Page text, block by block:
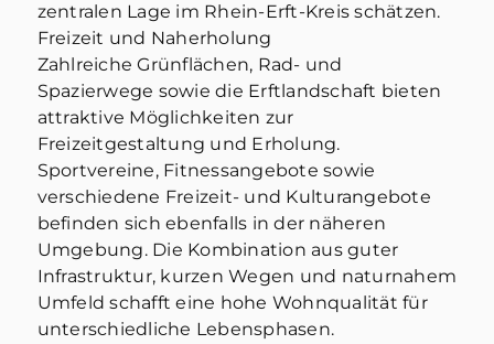
zentralen Lage im Rhein-Erft-Kreis schätzen.
Freizeit und Naherholung
Zahlreiche Grünflächen, Rad- und
Spazierwege sowie die Erftlandschaft bieten
attraktive Möglichkeiten zur
Freizeitgestaltung und Erholung.
Sportvereine, Fitnessangebote sowie
verschiedene Freizeit- und Kulturangebote
befinden sich ebenfalls in der näheren
Umgebung. Die Kombination aus guter
Infrastruktur, kurzen Wegen und naturnahem
Umfeld schafft eine hohe Wohnqualität für
unterschiedliche Lebensphasen.